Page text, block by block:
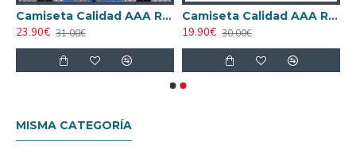
Camiseta Calidad AAA Real Madrid Third 2025/26 Versión Jugador
23.90€ 31.00€
Camiseta Calidad AAA Real Madrid Primera Equipación 2025/26 Equipación ML
19.90€ 30.00€
MISMA CATEGORÍA